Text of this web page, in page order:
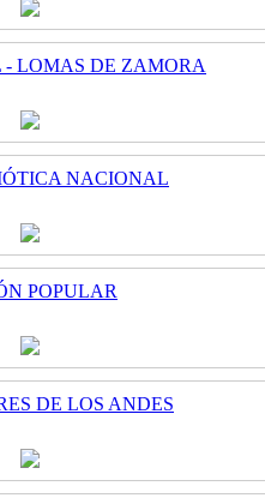
LOMAS DE ZAMORA
NACIONAL
POPULAR
DE LOS ANDES